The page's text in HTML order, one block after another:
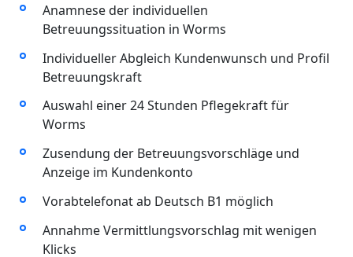
Anamnese der individuellen
Betreuungssituation in Worms
Individueller Abgleich Kundenwunsch und Profil
Betreuungskraft
Auswahl einer 24 Stunden Pflegekraft für
Worms
Zusendung der Betreuungsvorschläge und
Anzeige im Kundenkonto
Vorabtelefonat ab Deutsch B1 möglich
Annahme Vermittlungsvorschlag mit wenigen
Klicks